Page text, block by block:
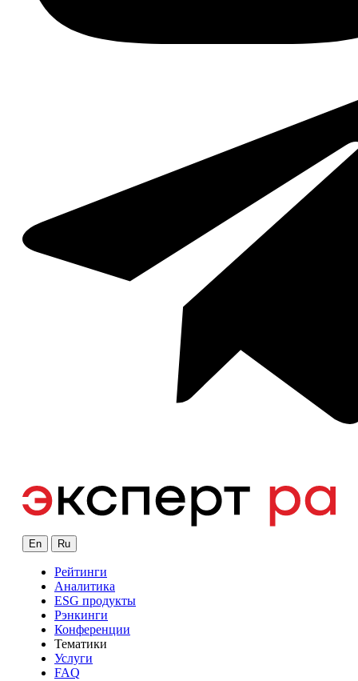
En Ru
Рейтинги
Аналитика
ESG продукты
Рэнкинги
Конференции
Тематики
Услуги
FAQ